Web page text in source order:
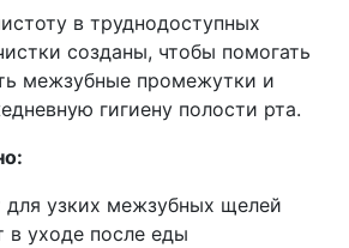
в труднодоступных
созданы, чтобы помогать
межзубные промежутки и
гигиену полости рта.
для узких межзубных щелей
уходе после еды